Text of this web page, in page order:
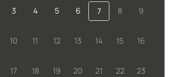
3 4 5 6 7 8 9
10 11 12 13 14 15 16
17 18 19 20 21 22 23